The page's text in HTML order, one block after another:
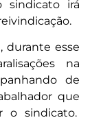
sindicato irá
durante esse
na
de
que
o sindicato.